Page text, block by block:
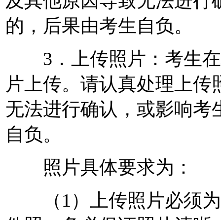
的，后果由考生自负。
3．上传照片：考生在
片上传。请认真处理上
无法进行确认，或影响考
自负。
照片具体要求为：
（1）上传照片必须为